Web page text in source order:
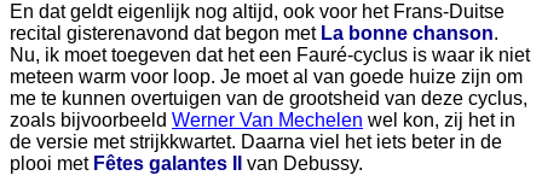
En dat geldt eigenlijk nog altijd, ook voor het Frans-Duitse
recital gisterenavond dat begon met La bonne chanson.
Nu, ik moet toegeven dat het een Fauré-cyclus is waar ik niet
meteen warm voor loop. Je moet al van goede huize zijn om
me te kunnen overtuigen van de grootsheid van deze cyclus,
zoals bijvoorbeeld Werner Van Mechelen wel kon, zij het in
de versie met strijkkwartet. Daarna viel het iets beter in de
plooi met Fêtes galantes II
van Debussy.